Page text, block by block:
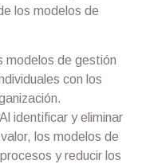
los modelos de
modelos de gestión
con los
Al identificar y eliminar
los modelos de
y reducir los